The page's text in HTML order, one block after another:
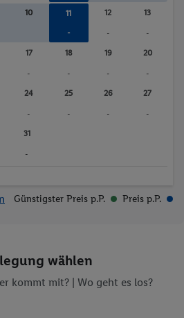
10
11
-
12
-
13
-
17
-
18
-
19
-
20
-
24
-
25
-
26
-
27
-
31
-
Günstigster Preis p.P. Preis p.P.
wählen
kommt mit? | Wo geht es los?